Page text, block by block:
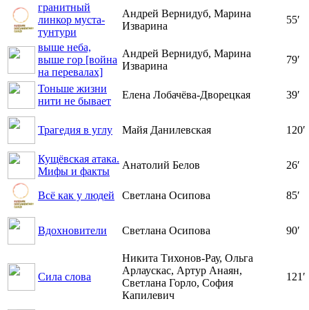
гранитный
линкор муста-
тунтури
Андрей Вернидуб, Марина
Изварина
55′
выше неба,
выше гор [война
на перевалах]
Андрей Вернидуб, Марина
Изварина
79′
Тоньше жизни
нити не бывает
Елена Лобачёва-Дворецкая 39′
Трагедия в углу Майя Данилевская 120′
Кущёвская атака.
Мифы и факты
Анатолий Белов 26′
Всё как у людей Светлана Осипова 85′
Вдохновители Светлана Осипова 90′
Сила слова
Никита Тихонов-Рау, Ольга
Арлаускас, Артур Анаян,
Светлана Горло, София
Капилевич
121′